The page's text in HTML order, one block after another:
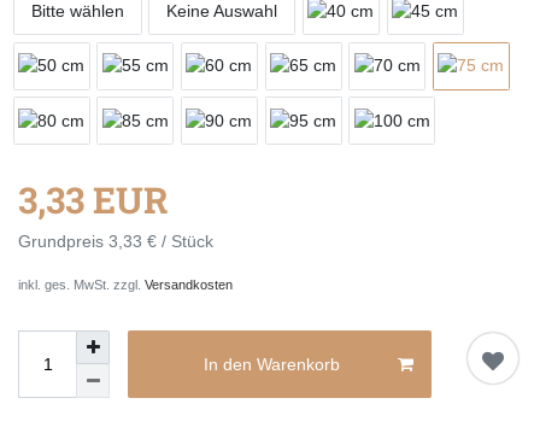
Bitte wählen Keine Auswahl
3,33 EUR
Grundpreis 3,33 € / Stück
inkl. ges. MwSt. zzgl. Versandkosten
In den Warenkorb